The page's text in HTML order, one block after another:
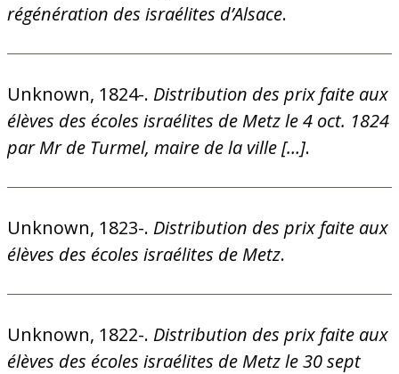
régénération des israélites d’Alsace.
Unknown, 1824-. Distribution des prix faite aux
élèves des écoles israélites de Metz le 4 oct. 1824
par Mr de Turmel, maire de la ville […].
Unknown, 1823-. Distribution des prix faite aux
élèves des écoles israélites de Metz.
Unknown, 1822-. Distribution des prix faite aux
élèves des écoles israélites de Metz le 30 sept